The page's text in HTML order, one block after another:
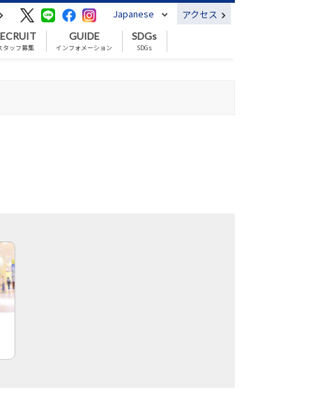
Japanese アクセス
タッフ募集
GUIDE
インフォメーション
SDGs
SDGs